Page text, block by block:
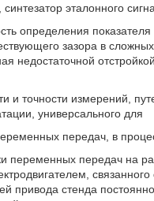
эталонного
определения
зазора в
недостаточной
и точности измерений,
универсального для
передач, в
переменных передач на
привода стенда